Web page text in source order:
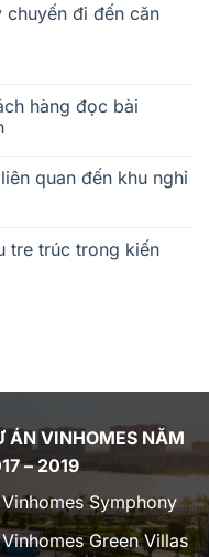
chuyến đi đến căn
hàng đọc bài
quan đến khu nghỉ
tre trúc trong kiến
ÁN VINHOMES NĂM
– 2019
Vinhomes Symphony
Vinhomes Green Villas